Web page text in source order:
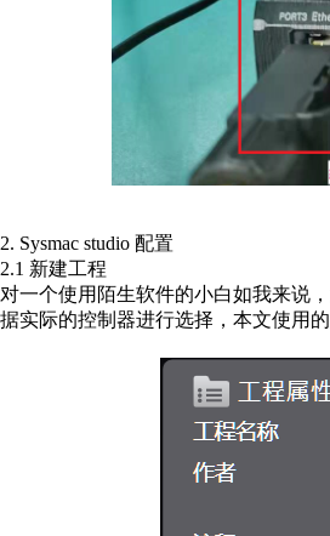
2. Sysmac studio 配置
2.1 新建工程
对一个使用陌生软件的小白如我来说
据实际的控制器进行选择，本文使用